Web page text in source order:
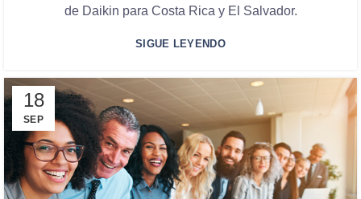
de Daikin para Costa Rica y El Salvador.
SIGUE LEYENDO
18
SEP